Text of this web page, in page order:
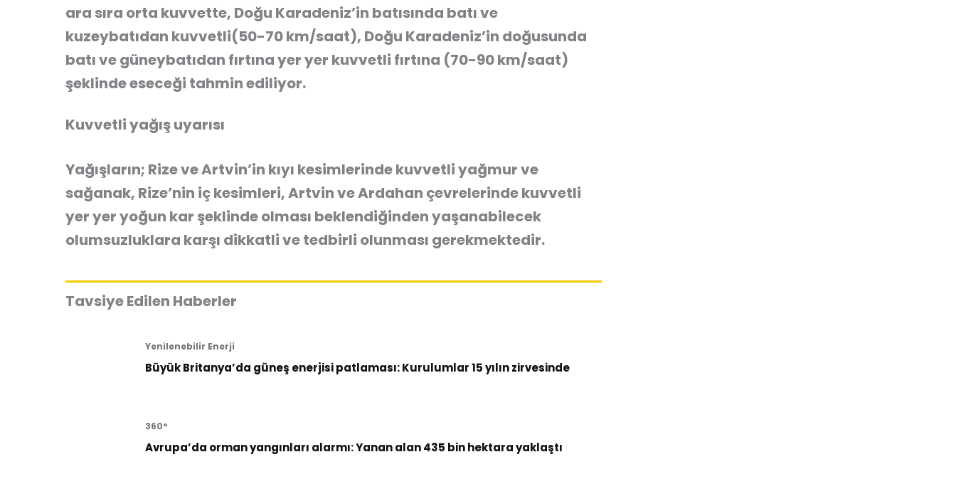
ara sıra orta kuvvette, Doğu Karadeniz’in batısında batı ve
kuzeybatıdan kuvvetli(50-70 km/saat), Doğu Karadeniz’in doğusunda
batı ve güneybatıdan fırtına yer yer kuvvetli fırtına (70-90 km/saat)
şeklinde eseceği tahmin ediliyor.
Kuvvetli yağış uyarısı
Yağışların; Rize ve Artvin’in kıyı kesimlerinde kuvvetli yağmur ve
sağanak, Rize’nin iç kesimleri, Artvin ve Ardahan çevrelerinde kuvvetli
yer yer yoğun kar şeklinde olması beklendiğinden yaşanabilecek
olumsuzluklara karşı dikkatli ve tedbirli olunması gerekmektedir.
Tavsiye Edilen Haberler
Yenilenebilir Enerji
Büyük Britanya’da güneş enerjisi patlaması: Kurulumlar 15 yılın zirvesinde
360°
Avrupa’da orman yangınları alarmı: Yanan alan 435 bin hektara yaklaştı